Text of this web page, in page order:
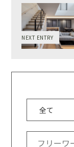
NEXT ENTRY